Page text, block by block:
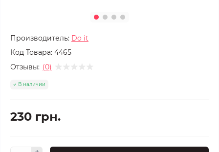
Производитель: Do it
Код Товара: 4465
Отзывы: (0)
В наличии
230 грн.